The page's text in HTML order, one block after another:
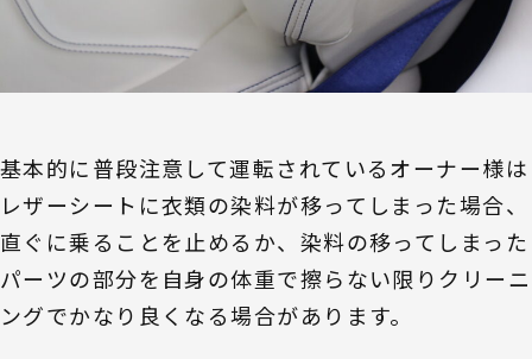
基本的に普段注意して運転されているオーナー様は
レザーシートに衣類の染料が移ってしまった場合、
直ぐに乗ることを止めるか、染料の移ってしまった
パーツの部分を自身の体重で擦らない限りクリーニ
ングでかなり良くなる場合があります。